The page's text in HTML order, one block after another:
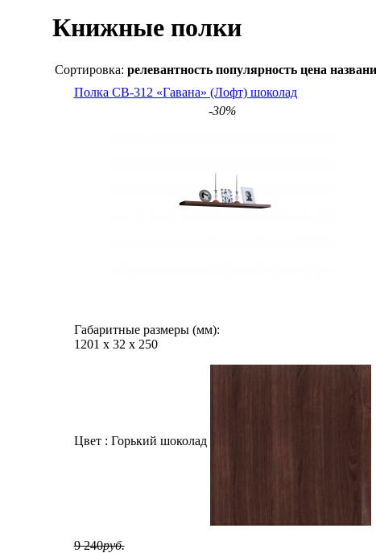
Книжные полки
Сортировка: релевантность популярность цена
Полка СВ-312 «Гавана» (Лофт) шоколад
-30%
Габаритные размеры (мм):
1201 х 32 х 250
Цвет : Горький шоколад
9 240руб.